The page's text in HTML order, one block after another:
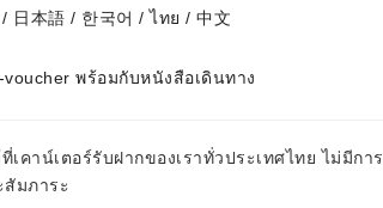
日本語 / 한국어 / ไทย / 中文
พร้อมกับหนังสือเดินทาง
าน์เตอร์รับฝากของเราทั่วประเทศไทย ไม่มีการ
สัมภาระ